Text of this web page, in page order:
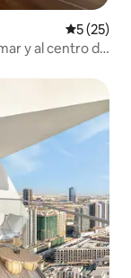
5 (25)
y al centro de